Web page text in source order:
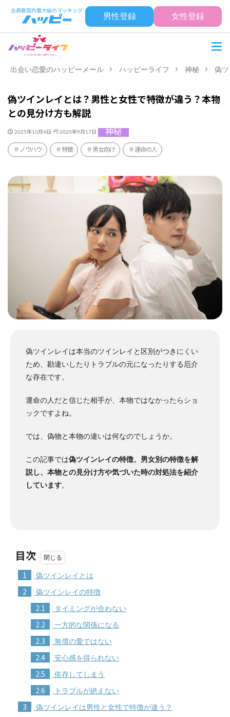
男性登録 女性登録
出会い恋愛のハッピーメール ハッピーライフ 神秘 偽
偽ツインレイとは？男性と女性で特徴が違う？本物
との見分け方も解説
2025年10月4日 2025年9月17日 神秘
ノウハウ 特徴 男女向け 運命の人
偽ツインレイは本当のツインレイと区別がつきにくい
ため、勘違いしたりトラブルの元になったりする厄介
な存在です。
運命の人だと信じた相手が、本物ではなかったらショ
ックですよね。
では、偽物と本物の違いは何なのでしょうか。
この記事では偽ツインレイの特徴、男女別の特徴を解
説し、本物との見分け方や気づいた時の対処法を紹介
しています。
目次
1 偽ツインレイとは
2 偽ツインレイの特徴
2.1 タイミングが合わない
2.2 一方的な関係になる
2.3 無償の愛ではない
2.4 安心感を得られない
2.5 依存してしまう
2.6 トラブルが絶えない
3 偽ツインレイは男性と女性で特徴が違う？